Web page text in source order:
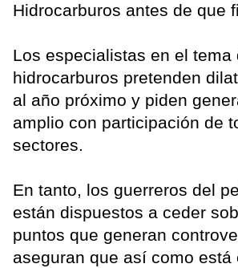
Hidrocarburos antes de que
Los especialistas en el tema
hidrocarburos pretenden
al año próximo y piden
amplio con participación de
sectores.
En tanto, los guerreros del
están dispuestos a ceder
puntos que generan
aseguran que así como está